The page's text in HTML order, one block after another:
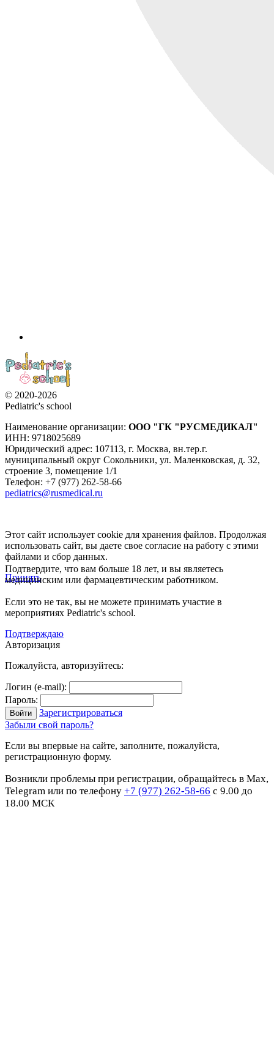
© 2020-2026
Pediatric's school
Наименование организации: ООО "ГК "РУСМЕДИКАЛ"
ИНН: 9718025689
Юридический адрес: 107113, г. Москва, вн.тер.г.
муниципальный округ Сокольники, ул. Маленковская, д. 32,
строение 3, помещение 1/1
Телефон: +7 (977) 262-58-66
pediatrics@rusmedical.ru
Этот сайт использует cookie для хранения файлов. Продолжая
использовать сайт, вы даете свое согласие на работу с этими
файлами и сбор данных.
Принять
Подтвердите, что вам больше 18 лет, и вы являетесь
медицинским или фармацевтическим работником.
Если это не так, вы не можете принимать участие в
мероприятиях Pediatric's school.
Подтверждаю
Авторизация
Пожалуйста, авторизуйтесь:
Логин (e-mail):
Пароль:
Зарегистрироваться
Забыли свой пароль?
Если вы впервые на сайте, заполните, пожалуйста,
регистрационную форму.
Возникли проблемы при регистрации, обращайтесь в Max,
Telegram или по телефону +7 (977) 262-58-66 с 9.00 до
18.00 МСК